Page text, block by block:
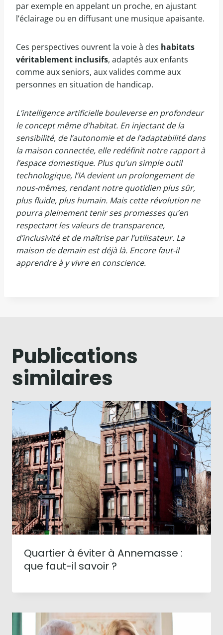
par exemple en appelant un proche, en ajustant
l’éclairage ou en diffusant une musique apaisante.
Ces perspectives ouvrent la voie à des habitats
véritablement inclusifs, adaptés aux enfants
comme aux seniors, aux valides comme aux
personnes en situation de handicap.
L’intelligence artificielle bouleverse en profondeur
le concept même d’habitat. En injectant de la
sensibilité, de l’autonomie et de l’adaptabilité dans
la maison connectée, elle redéfinit notre rapport à
l’espace domestique. Plus qu’un simple outil
technologique, l’IA devient un prolongement de
nous-mêmes, rendant notre quotidien plus sûr,
plus fluide, plus humain. Mais cette révolution ne
pourra pleinement tenir ses promesses qu’en
respectant les valeurs de transparence,
d’inclusivité et de maîtrise par l’utilisateur. La
maison de demain est déjà là. Encore faut-il
apprendre à y vivre en conscience.
Publications
similaires
Quartier à éviter à Annemasse :
que faut-il savoir ?